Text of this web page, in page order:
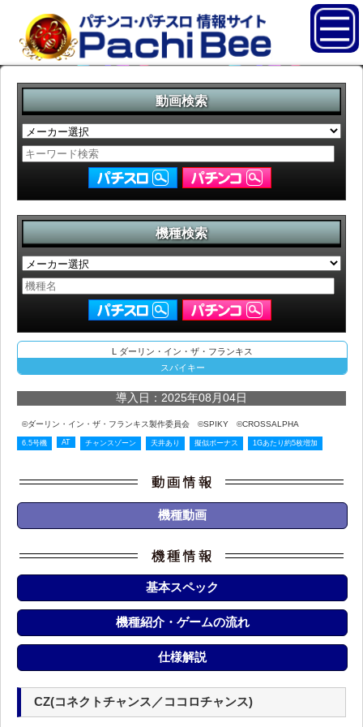
動画検索
機種検索
L ダーリン・イン・ザ・フランキス
スパイキー
導入日：2025年08月04日
©ダーリン・イン・ザ・フランキス製作委員会 ©SPIKY ©CROSSALPHA
6.5号機 AT チャンスゾーン 天井あり 擬似ボーナス 1Gあたり約5枚増加
機種動画
基本スペック
機種紹介・ゲームの流れ
仕様解説
CZ(コネクトチャンス／ココロチャンス)